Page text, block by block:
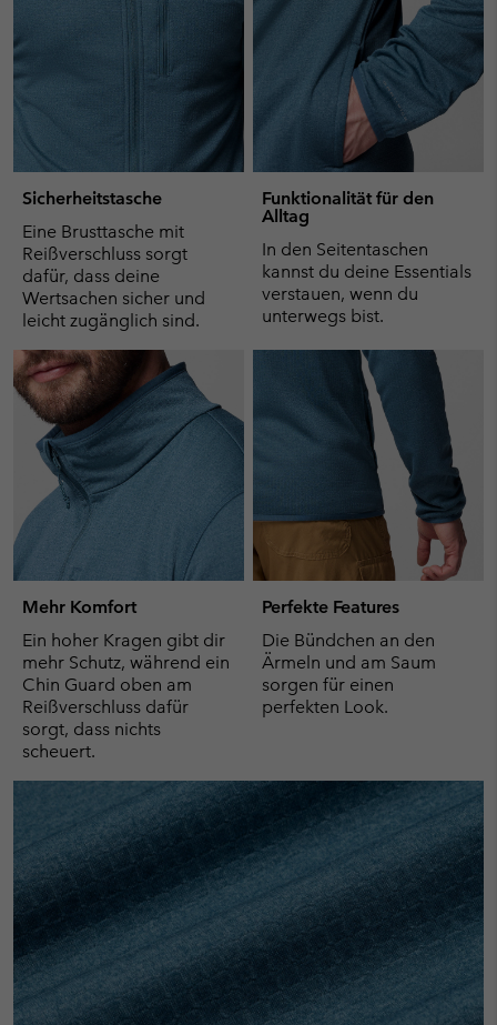
Sicherheitstasche
Eine Brusttasche mit
Reißverschluss sorgt
dafür, dass deine
Wertsachen sicher und
leicht zugänglich sind.
Funktionalität für den
Alltag
In den Seitentaschen
kannst du deine Essentials
verstauen, wenn du
unterwegs bist.
Mehr Komfort
Ein hoher Kragen gibt dir
mehr Schutz, während ein
Chin Guard oben am
Reißverschluss dafür
sorgt, dass nichts
scheuert.
Perfekte Features
Die Bündchen an den
Ärmeln und am Saum
sorgen für einen
perfekten Look.